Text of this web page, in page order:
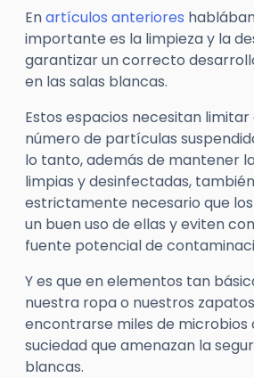
Enartículos anteriores
importante es la limpieza y la
garantizar un correcto
en las salas blancas.
Estos espacios necesitan
número de partículas
lo tanto, además de mantener
limpias y desinfectadas,
estrictamente necesario que
un buen uso de ellas y eviten
fuente potencial de
Y es que en elementos tan
nuestra ropa o nuestros
encontrarse miles de microbios
suciedad que amenazan la
blancas.